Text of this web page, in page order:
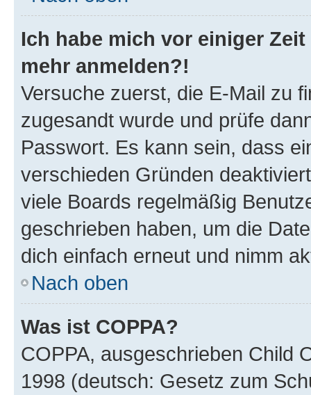
Ich habe mich vor einiger
mehr anmelden?!
Versuche zuerst, die E-Mail zu
zugesandt wurde und prüfe
Passwort. Es kann sein, dass
verschieden Gründen
viele Boards regelmäßig
geschrieben haben, um die
dich einfach erneut und nimm
Nach oben
Was ist COPPA?
COPPA, ausgeschrieben Child
1998 (deutsch: Gesetz zum